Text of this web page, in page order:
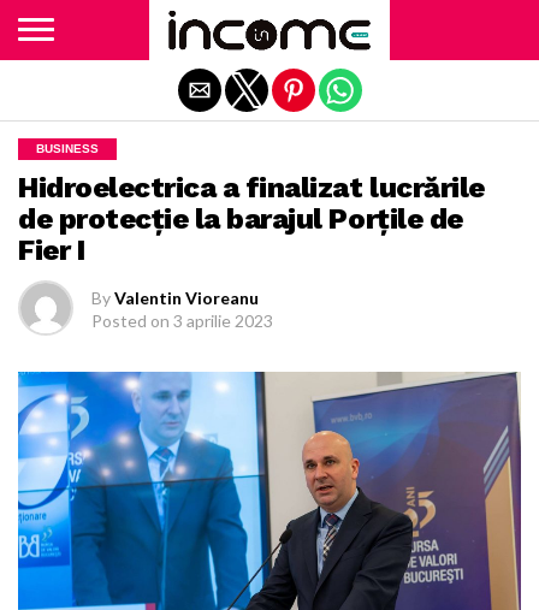
BUSINESS
Hidroelectrica a finalizat lucrările
de protecţie la barajul Porţile de
Fier I
ByValentin Vioreanu
Posted on 3 aprilie 2023
Exit mobile version